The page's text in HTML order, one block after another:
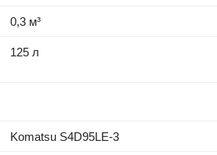
0,3 м³
125 л
Komatsu S4D95LE-3